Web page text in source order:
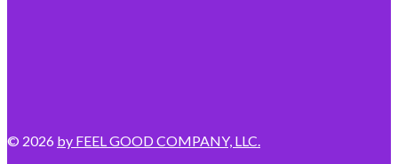
© 2026 by FEEL GOOD COMPANY, LLC.